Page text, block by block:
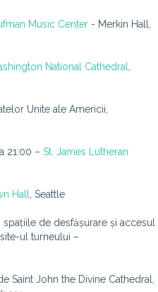
Music Center - Merkin Hall,
National Cathedral
Unite ale Americii,
21:00 – St. James Lutheran
Hall , Seattle
de desfășurare și accesul
ul turneului –
John the Divine Cathedral,